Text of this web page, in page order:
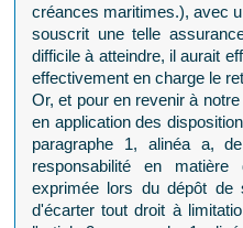
créances maritimes.), avec
souscrit une telle
difficile à atteindre, il aurait
effectivement en charge le
Or, et pour en revenir à
en application des
paragraphe 1, alinéa a,
responsabilité en
exprimée lors du dépôt de
d'écarter tout droit à